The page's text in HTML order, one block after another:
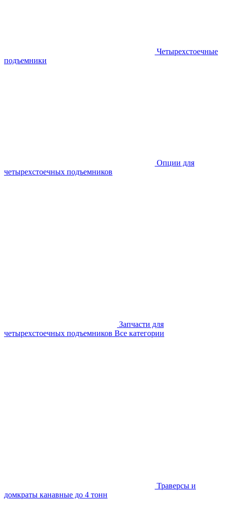
Четырехстоечные
подъемники
Опции для
четырехстоечных подъемников
Запчасти для
четырехстоечных подъемников Все категории
Траверсы и
домкраты канавные до 4 тонн